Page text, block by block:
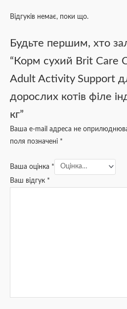
Відгуків немає, поки що.
Будьте першим, хто
“Корм сухий Brit Care
Adult Activity Support
дорослих котів філе
кг”
Ваша e-mail адреса не
поля позначені *
Ваша оцінка *
Ваш відгук *